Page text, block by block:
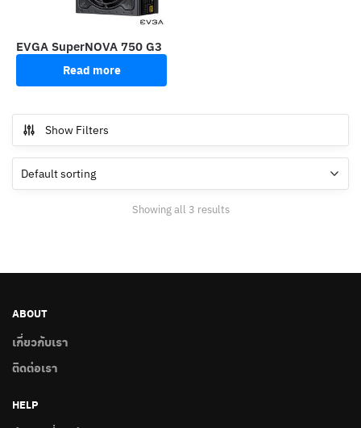
EVGA SuperNOVA 750 G3
Read more
Show Filters
Showing all 3 results
ABOUT
เกี่ยวกับเรา
ติดต่อเรา
HELP